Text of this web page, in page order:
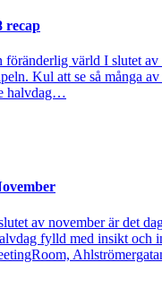
recap
föränderlig värld I slutet av
Kul att se så många
halvdag…
av november är det
fylld med insikt och